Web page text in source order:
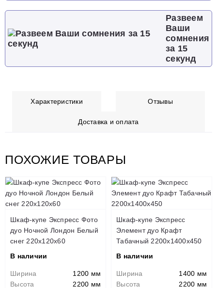
Развеем
Ваши
сомнения
за 15
секунд
Характеристики Отзывы
Доставка и оплата
ПОХОЖИЕ ТОВАРЫ
Шкаф-купе Экспресс Фото
дуо Ночной Лондон Белый
снег 220x120x60
В наличии
Ширина
1200 мм
Высота
2200 мм
Шкаф-купе Экспресс
Элемент дуо Крафт
Табачный 2200х1400х450
В наличии
Ширина
1400 мм
Высота
2200 мм